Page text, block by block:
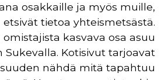
osakkaille ja myös muille,
etsivät tietoa yhteismetsästä.
kasvava osa asuu
Sukevalla. Kotisivut tarjoavat
nähdä mitä tapahtuu